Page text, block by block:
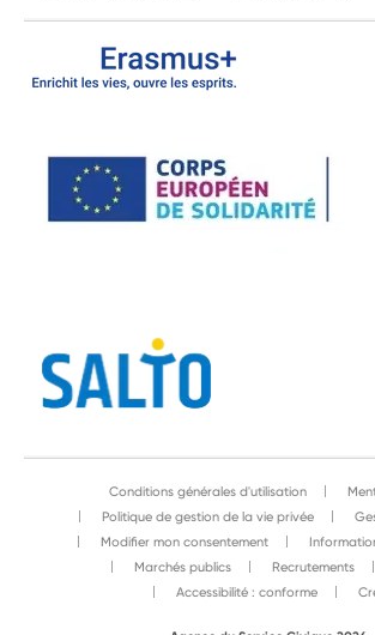
Conditions générales d'utilisation
Politique de gestion de la vie privée
Modifier mon consentement
Marchés publics
Recrutements
Accessibilité : conforme